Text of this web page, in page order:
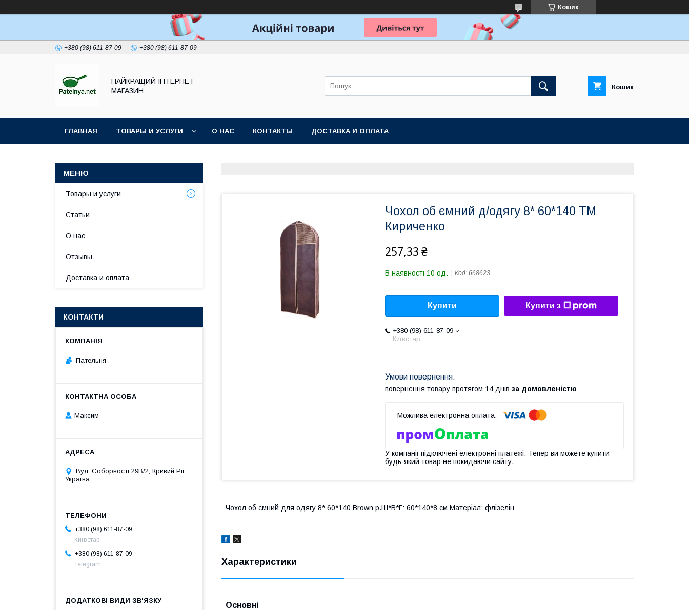
Кошик
+380 (98) 611-87-09 +380 (98) 611-87-09
НАЙКРАЩИЙ ІНТЕРНЕТ
МАГАЗИН
Кошик
ГЛАВНАЯ ТОВАРЫ И УСЛУГИ О НАС КОНТАКТЫ ДОСТАВКА И ОПЛАТА
Чохол об ємний д/одягу 8* 60*140 ТМ
Кириченко
257,33 ₴
В наявності 10 од. Код: 668623
Купити Купити з
+380 (98) 611-87-09
Київстар
повернення товару протягом 14 днів за домовленістю
У компанії підключені електронні платежі. Тепер ви можете купити
будь-який товар не покидаючи сайту.
Чохол об ємний для одягу 8* 60*140 Brown р.Ш*В*Г: 60*140*8 см Матеріал: флізелін
Характеристики
Основні
Товары и услуги
Статьи
О нас
Отзывы
Доставка и оплата
КОНТАКТИ
Пательня
Максим
Вул. Соборності 29В/2, Кривий Ріг,
Україна
+380 (98) 611-87-09
Київстар
+380 (98) 611-87-09
Telegram